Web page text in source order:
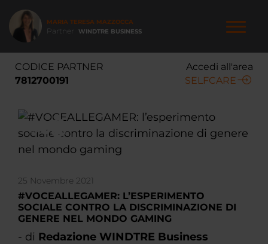
contenuto
principale
MARIA TERESA MAZZOCCA
Partner WINDTRE BUSINESS
CODICE PARTNER
7812700191
Accedi all'area
SELFCARE
NAVIGAZIONE
PRINCIPALE
25 Novembre 2021
#VOCEALLEGAMER: L’ESPERIMENTO
SOCIALE CONTRO LA DISCRIMINAZIONE DI
GENERE NEL MONDO GAMING
- di Redazione WINDTRE Business